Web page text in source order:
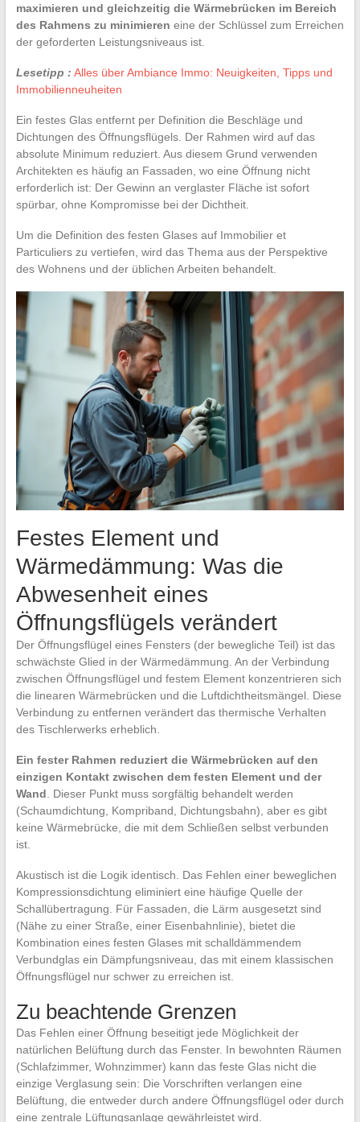
maximieren und gleichzeitig die Wärmebrücken im Bereich
des Rahmens zu minimieren eine der Schlüssel zum Erreichen
der geforderten Leistungsniveaus ist.
Lesetipp : Alles über Ambiance Immo: Neuigkeiten, Tipps und
Immobilienneuheiten
Ein festes Glas entfernt per Definition die Beschläge und
Dichtungen des Öffnungsflügels. Der Rahmen wird auf das
absolute Minimum reduziert. Aus diesem Grund verwenden
Architekten es häufig an Fassaden, wo eine Öffnung nicht
erforderlich ist: Der Gewinn an verglaster Fläche ist sofort
spürbar, ohne Kompromisse bei der Dichtheit.
Um die Definition des festen Glases auf Immobilier et
Particuliers zu vertiefen, wird das Thema aus der Perspektive
des Wohnens und der üblichen Arbeiten behandelt.
Festes Element und
Wärmedämmung: Was die
Abwesenheit eines
Öffnungsflügels verändert
Der Öffnungsflügel eines Fensters (der bewegliche Teil) ist das
schwächste Glied in der Wärmedämmung. An der Verbindung
zwischen Öffnungsflügel und festem Element konzentrieren sich
die linearen Wärmebrücken und die Luftdichtheitsmängel. Diese
Verbindung zu entfernen verändert das thermische Verhalten
des Tischlerwerks erheblich.
Ein fester Rahmen reduziert die Wärmebrücken auf den
einzigen Kontakt zwischen dem festen Element und der
Wand. Dieser Punkt muss sorgfältig behandelt werden
(Schaumdichtung, Kompriband, Dichtungsbahn), aber es gibt
keine Wärmebrücke, die mit dem Schließen selbst verbunden
ist.
Akustisch ist die Logik identisch. Das Fehlen einer beweglichen
Kompressionsdichtung eliminiert eine häufige Quelle der
Schallübertragung. Für Fassaden, die Lärm ausgesetzt sind
(Nähe zu einer Straße, einer Eisenbahnlinie), bietet die
Kombination eines festen Glases mit schalldämmendem
Verbundglas ein Dämpfungsniveau, das mit einem klassischen
Öffnungsflügel nur schwer zu erreichen ist.
Zu beachtende Grenzen
Das Fehlen einer Öffnung beseitigt jede Möglichkeit der
natürlichen Belüftung durch das Fenster. In bewohnten Räumen
(Schlafzimmer, Wohnzimmer) kann das feste Glas nicht die
einzige Verglasung sein: Die Vorschriften verlangen eine
Belüftung, die entweder durch andere Öffnungsflügel oder durch
eine zentrale Lüftungsanlage gewährleistet wird.